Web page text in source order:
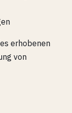
erhobenen
von